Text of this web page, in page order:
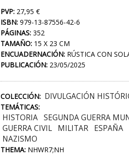
PVP: 27,95 €
ISBN: 979-13-87556-42-6
PÁGINAS: 352
TAMAÑO: 15 X 23 CM
ENCUADERNACIÓN: RÚSTICA CON
PUBLICACIÓN: 23/05/2025
COLECCIÓN: DIVULGACIÓN
TEMÁTICAS:
HISTORIA SEGUNDA GUERRA
GUERRA CIVIL
MILITAR
ESPAÑA
NAZISMO
THEMA: NHWR7;NH